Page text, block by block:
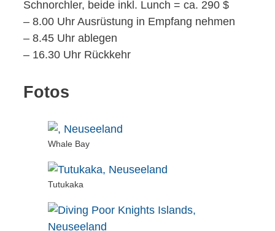
Schnorchler, beide inkl. Lunch = ca. 290 $
– 8.00 Uhr Ausrüstung in Empfang nehmen
– 8.45 Uhr ablegen
– 16.30 Uhr Rückkehr
Fotos
Whale Bay
Tutukaka